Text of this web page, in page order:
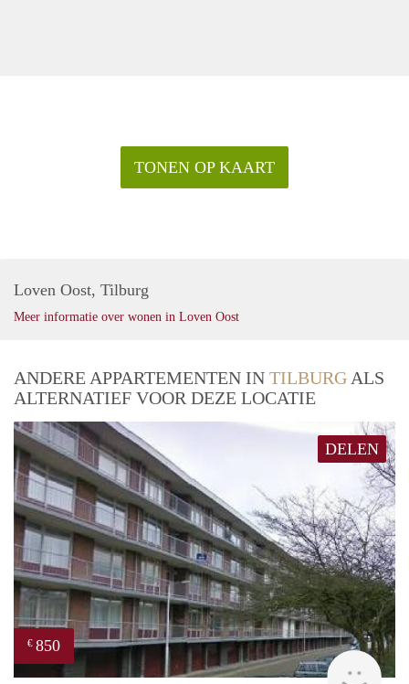
TONEN OP KAART
Loven Oost, Tilburg
Meer informatie over wonen in Loven Oost
ANDERE APPARTEMENTEN IN TILBURG ALS
ALTERNATIEF VOOR DEZE LOCATIE
DELEN
€ 850